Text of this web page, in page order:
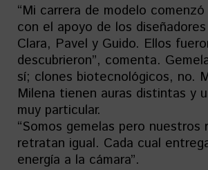
“Mi carrera de modelo
con el apoyo de los
Clara, Pavel y Guido. Ellos
descubrieron”, comenta.
sí; clones biotecnológicos, no.
Milena tienen auras distintas y
muy particular.
“Somos gemelas pero nuestros
retratan igual. Cada cual
energía a la cámara”.